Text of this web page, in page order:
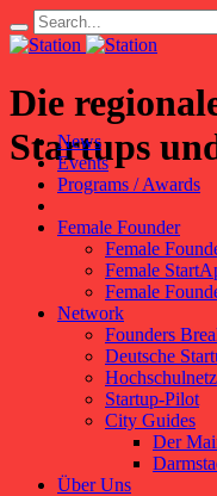
Die
Startups
News
Events
Programs / Awards
Female Founder
Female
Female
Female
Network
Founders
Deutsche
Hochschulnetz
Startup-Pilot
City Guides
Der
Über Uns